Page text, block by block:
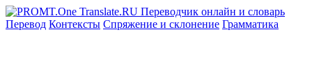
Перевод Контексты Спряжение и склонение Грамматика